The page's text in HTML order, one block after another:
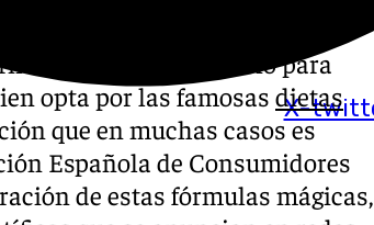
X-
días de gimnasio para
opta por las famosas dietas
que en muchas casos es
Española de Consumidores
de estas fórmulas mágicas,